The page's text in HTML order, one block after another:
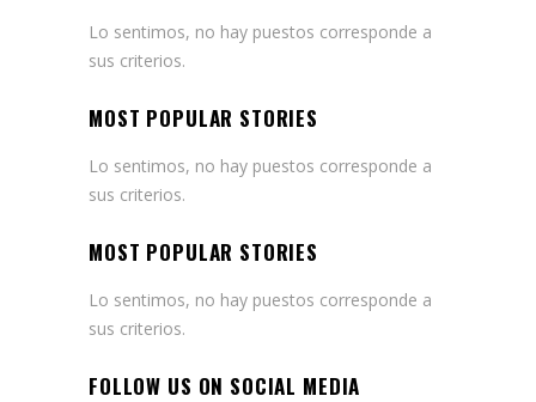
Lo sentimos, no hay puestos corresponde a
sus criterios.
MOST POPULAR STORIES
Lo sentimos, no hay puestos corresponde a
sus criterios.
MOST POPULAR STORIES
Lo sentimos, no hay puestos corresponde a
sus criterios.
FOLLOW US ON SOCIAL MEDIA